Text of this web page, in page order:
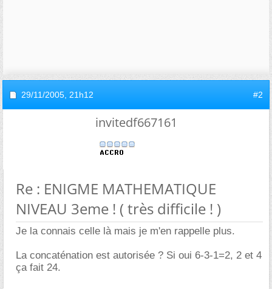
29/11/2005, 21h12 #2
invitedf667161
Re : ENIGME MATHEMATIQUE
NIVEAU 3eme ! ( très difficile ! )
Je la connais celle là mais je m'en rappelle plus.
La concaténation est autorisée ? Si oui 6-3-1=2, 2 et 4
ça fait 24.